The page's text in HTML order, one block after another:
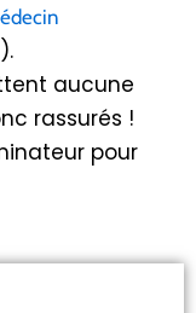
aucune
rassurés !
pour